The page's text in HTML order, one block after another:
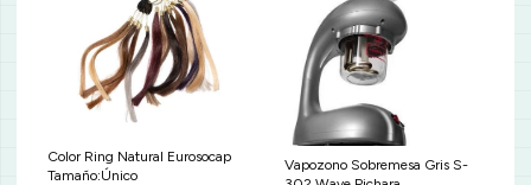
Color Ring Natural Eurosocap
Tamaño:Único
Vapozono Sobremesa Gris S-